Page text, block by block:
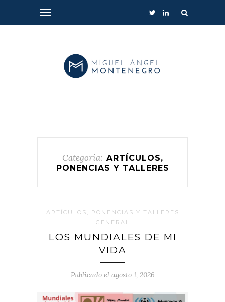
Categoría: ARTÍCULOS,
PONENCIAS Y TALLERES
ARTÍCULOS, PONENCIAS Y TALLERES
GENERAL
LOS MUNDIALES DE MI
VIDA
Publicado el agosto 1, 2026